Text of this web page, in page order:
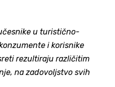
u turistično-
i korisnike
rezultiraju različitim
na zadovoljstvo svih